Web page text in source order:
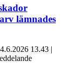
lämnades
13.43 |